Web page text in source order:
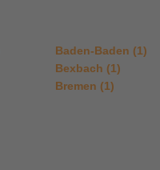
Baden-Baden (1)
Bexbach (1)
Bremen (1)